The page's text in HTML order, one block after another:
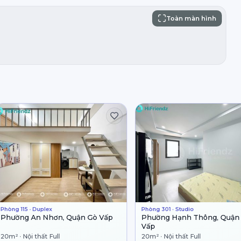
Toàn màn hình
Phòng 115 · Duplex
Phường An Nhơn, Quận Gò Vấp
20m² · Nội thất Full
Phòng 301 · Studio
Phường Hạnh Thông, Quận
Vấp
20m² · Nội thất Full